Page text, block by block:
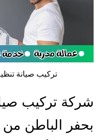
تركيب صيانة
شركة تركيب
بحفر الباطن من